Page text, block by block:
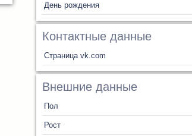
День рождения
Контактные данные
Страница vk.com
Внешние данные
Пол
Рост